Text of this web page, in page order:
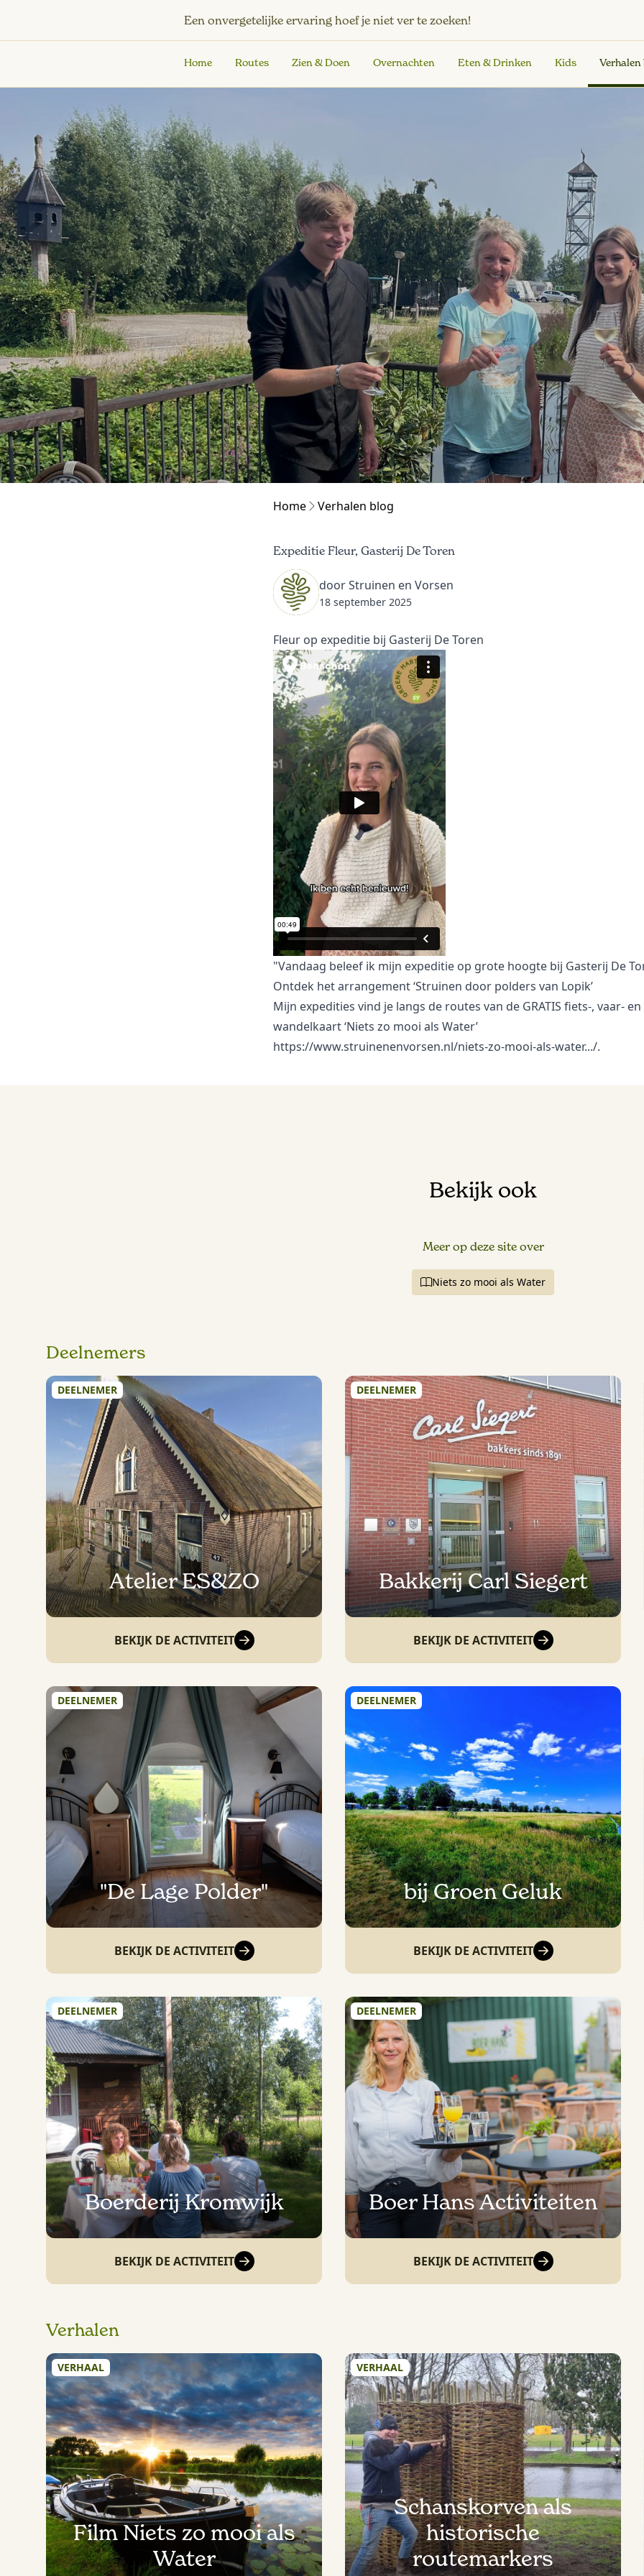
Een onvergetelijke ervaring hoef je niet ver te zoeken!
Home Routes Zien & Doen Overnachten Eten & Drinken Kids Verhalen
Home Verhalen blog
Expeditie Fleur, Gasterij De Toren
door Struinen en Vorsen
18 september 2025
Fleur op expeditie bij Gasterij De Toren
"Vandaag beleef ik mijn expeditie op grote hoogte bij Gasterij De
Ontdek hetarrangement ‘Struinen door polders van Lopik’
Mijn expedities vind je langs de routes van de GRATIS fiets-, vaar- en
wandelkaart ‘Niets zo mooi als Water’
https://www.struinenenvorsen.nl/niets-zo-mooi-als-water.../.
Bekijk ook
Meer op deze site over
Niets zo mooi als Water
Deelnemers
DEELNEMER
Atelier ES&ZO
BEKIJK DE ACTIVITEIT
DEELNEMER
Bakkerij Carl Siegert
BEKIJK DE ACTIVITEIT
DEELNEMER
"De Lage Polder"
BEKIJK DE ACTIVITEIT
DEELNEMER
bij Groen Geluk
BEKIJK DE ACTIVITEIT
DEELNEMER
Boerderij Kromwijk
BEKIJK DE ACTIVITEIT
DEELNEMER
Boer Hans Activiteiten
BEKIJK DE ACTIVITEIT
Verhalen
VERHAAL
Film Niets zo mooi als
Water
VERHAAL
Schanskorven als
historische
routemarkers